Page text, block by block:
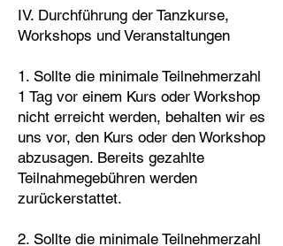
IV. Durchführung der Tanzkurse,
Workshops und Veranstaltungen
1. Sollte die minimale Teilnehmerzahl
1 Tag vor einem Kurs oder Workshop
nicht erreicht werden, behalten wir es
uns vor, den Kurs oder den Workshop
abzusagen. Bereits gezahlte
Teilnahmegebühren werden
zurückerstattet.
2. Sollte die minimale Teilnehmerzahl